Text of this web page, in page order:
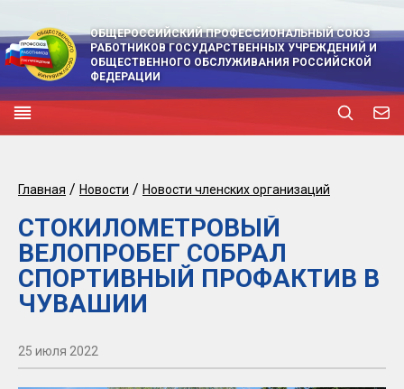
ОБЩЕРОССИЙСКИЙ ПРОФЕССИОНАЛЬНЫЙ СОЮЗ
РАБОТНИКОВ ГОСУДАРСТВЕННЫХ УЧРЕЖДЕНИЙ И
ОБЩЕСТВЕННОГО ОБСЛУЖИВАНИЯ РОССИЙСКОЙ
ФЕДЕРАЦИИ
Главная / Новости / Новости членских организаций
СТОКИЛОМЕТРОВЫЙ
ВЕЛОПРОБЕГ СОБРАЛ
СПОРТИВНЫЙ ПРОФАКТИВ В
ЧУВАШИИ
25 июля 2022